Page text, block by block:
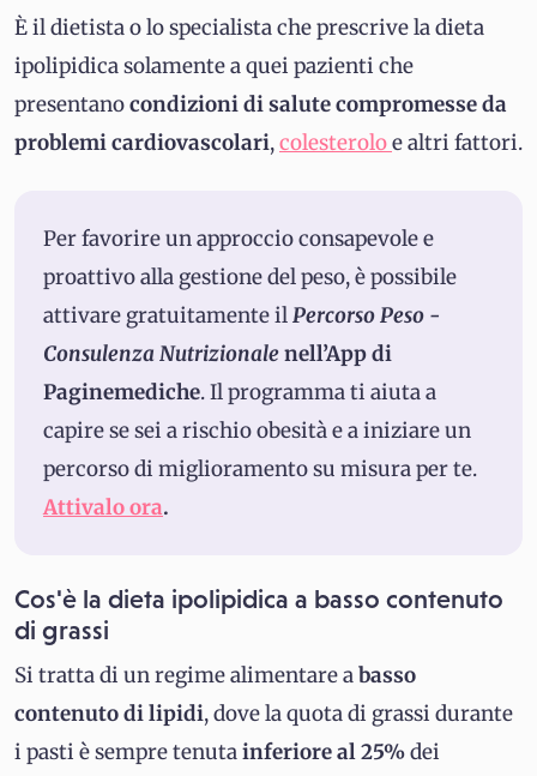
È il dietista o lo specialista che prescrive la dieta
ipolipidica solamente a quei pazienti che
presentanocondizioni di salute compromesse da
problemi cardiovascolari,colesteroloe altri fattori.
Per favorire un approccio consapevole e
proattivo alla gestione del peso, è possibile
attivare gratuitamente ilPercorso Peso -
Consulenza Nutrizionalenell’App di
Paginemediche. Il programma ti aiuta a
capire se sei a rischio obesità e a iniziare un
percorso di miglioramento su misura per te.
Attivalo ora.
Cos'è la dieta ipolipidica a basso contenuto
di grassi
Si tratta di un regime alimentare abasso
contenuto di lipidi, dove la quota di grassi durante
i pasti è sempre tenutainferiore al 25%dei